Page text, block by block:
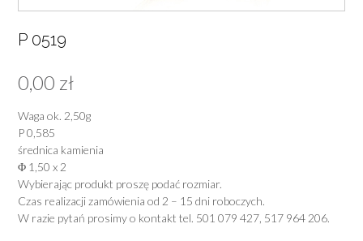
P 0519
0,00 zł
Waga ok. 2,50g
P 0,585
średnica kamienia
Φ 1,50 x 2
Wybierając produkt proszę podać rozmiar.
Czas realizacji zamówienia od 2 – 15 dni roboczych.
W razie pytań prosimy o kontakt tel. 501 079 427, 517 964 206.